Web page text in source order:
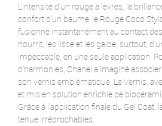
L’intensité d’un rouge à lèvres, la
confort d’un baume: le Rouge Coco
fusionne instantanément au contact
nourrit, les lisse et les galbe, surtout,
impeccable, en une seule application.
d'harmonies, Chanel a imaginé
son vernis emblématique, Le Vernis,
et mis en solution enrichie de
Grâce à l’application finale du Gel Coat,
tenue irréprochables.